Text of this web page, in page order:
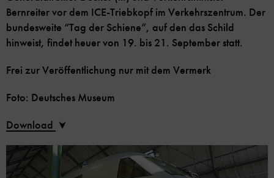
Bernreiter vor dem ICE-Triebkopf im Verkehrszentrum. Der
bundesweite “Tag der Schiene”, auf den das Schild
hinweist, findet heuer von 19. bis 21. September statt.
Frei zur Veröffentlichung nur mit dem Vermerk
Foto: Deutsches Museum
Download